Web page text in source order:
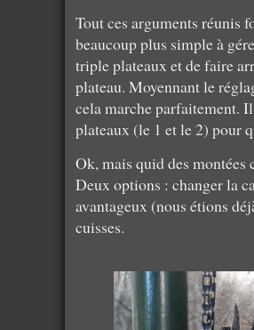
Tout ces arguments réunis
beaucoup plus simple à
triple plateaux et de faire
plateau. Moyennant le
cela marche parfaitement.
plateaux (le 1 et le 2) pour
Ok, mais quid des montées
Deux options : changer la
avantageux (nous étions
cuisses.